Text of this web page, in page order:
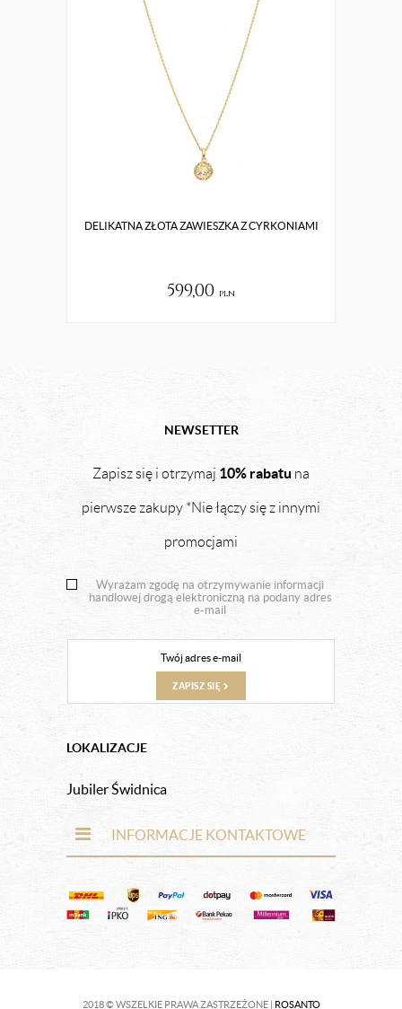
DELIKATNA ZŁOTA ZAWIESZKA Z CYRKONIAMI
599,00 pln
NEWSETTER
Zapisz się i otrzymaj 10% rabatu na
pierwsze zakupy *Nie łączy się z innymi
promocjami
Wyrażam zgodę na otrzymywanie informacji
handlowej drogą elektroniczną na podany adres
e-mail
ZAPISZ SIĘ
LOKALIZACJE
Jubiler Świdnica
INFORMACJE KONTAKTOWE
2018 © WSZELKIE PRAWA ZASTRZEŻONE | ROSANTO